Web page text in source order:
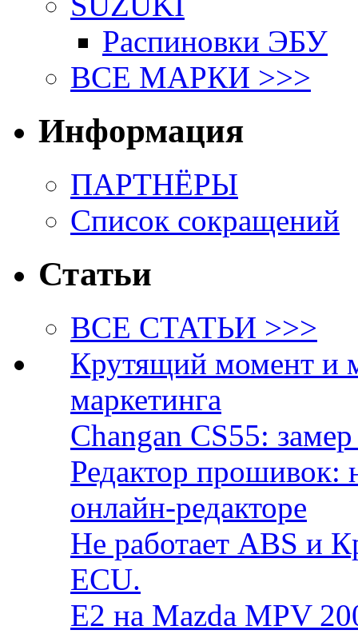
Распиновки ЭБУ
ВСЕ МАРКИ >>>
Информация
ПАРТНЁРЫ
Список сокращений
Статьи
ВСЕ СТАТЬИ >>>
Крутящий момент и
маркетинга
Changan CS55:
Редактор прошивок:
онлайн-редакторе
Не работает ABS и
ECU.
E2 на Mazda MPV